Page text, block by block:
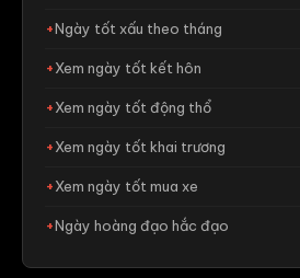
Ngày tốt xấu theo tháng
Xem ngày tốt kết hôn
Xem ngày tốt động thổ
Xem ngày tốt khai trương
Xem ngày tốt mua xe
Ngày hoàng đạo hắc đạo